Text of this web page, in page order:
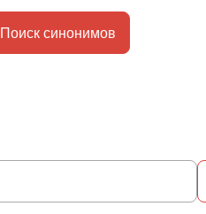
Поиск синонимов